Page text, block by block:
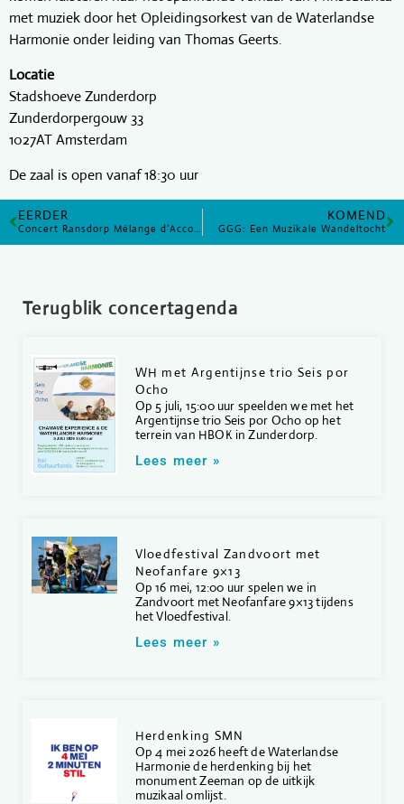
met muziek door het Opleidingsorkest van de Waterlandse
Harmonie onder leiding van Thomas Geerts.
Locatie
Stadshoeve Zunderdorp
Zunderdorpergouw 33
1027AT Amsterdam
De zaal is open vanaf 18:30 uur
EERDER KOMEND
GGG: Een Muzikale Wandeltocht
Terugblik concertagenda
WH met Argentijnse trio Seis por
Ocho
Op 5 juli, 15:00 uur speelden we met het
Argentijnse trio Seis por Ocho op het
terrein van HBOK in Zunderdorp.
Lees meer »
Vloedfestival Zandvoort met
Neofanfare 9×13
Op 16 mei, 12:00 uur spelen we in
Zandvoort met Neofanfare 9×13 tijdens
het Vloedfestival.
Lees meer »
Herdenking SMN
Op 4 mei 2026 heeft de Waterlandse
Harmonie de herdenking bij het
monument Zeeman op de uitkijk
muzikaal omlijst.